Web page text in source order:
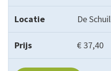
De
€ 37,40